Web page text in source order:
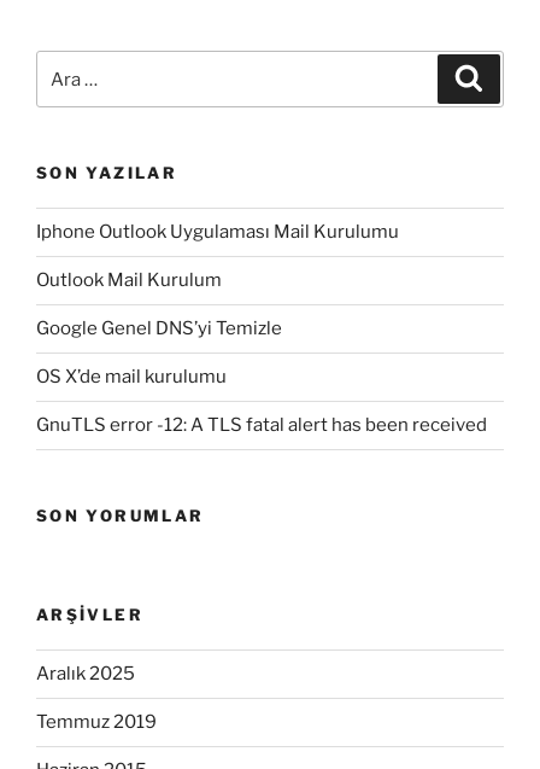
SON YAZILAR
Iphone Outlook Uygulaması Mail Kurulumu
Outlook Mail Kurulum
Google Genel DNS’yi Temizle
OS X’de mail kurulumu
GnuTLS error -12: A TLS fatal alert has been received
SON YORUMLAR
ARŞIVLER
Aralık 2025
Temmuz 2019